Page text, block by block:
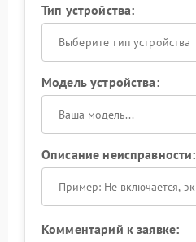
Тип устройства:
Выберите тип устройства
Модель устройства:
Описание неисправности:
Комментарий к заявке: